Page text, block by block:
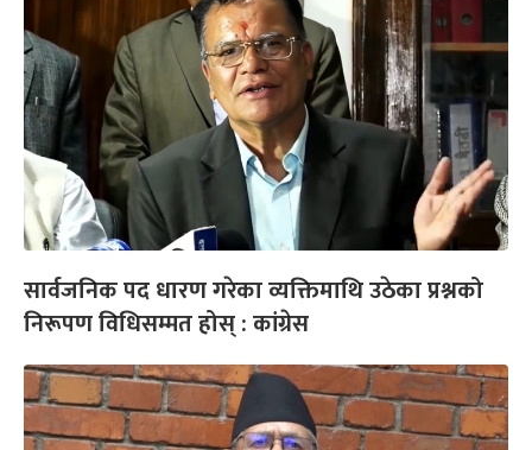
सार्वजनिक पद धारण गरेका व्यक्तिमाथि उठेका प्रश्नको
निरूपण विधिसम्मत होस् : कांग्रेस